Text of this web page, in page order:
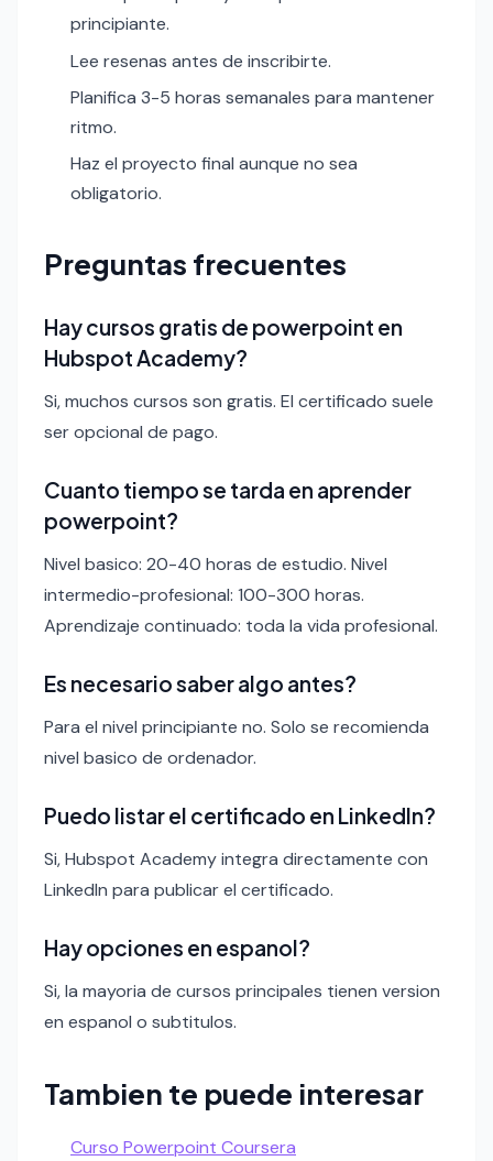
principiante.
Lee resenas antes de inscribirte.
Planifica 3-5 horas semanales para mantener
ritmo.
Haz el proyecto final aunque no sea
obligatorio.
Preguntas frecuentes
Hay cursos gratis de powerpoint en
Hubspot Academy?
Si, muchos cursos son gratis. El certificado suele
ser opcional de pago.
Cuanto tiempo se tarda en aprender
powerpoint?
Nivel basico: 20-40 horas de estudio. Nivel
intermedio-profesional: 100-300 horas.
Aprendizaje continuado: toda la vida profesional.
Es necesario saber algo antes?
Para el nivel principiante no. Solo se recomienda
nivel basico de ordenador.
Puedo listar el certificado en LinkedIn?
Si, Hubspot Academy integra directamente con
LinkedIn para publicar el certificado.
Hay opciones en espanol?
Si, la mayoria de cursos principales tienen version
en espanol o subtitulos.
Tambien te puede interesar
Curso Powerpoint Coursera